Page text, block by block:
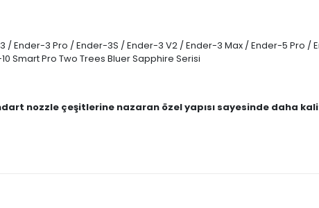
/ Ender-3 Pro / Ender-3S / Ender-3 V2 / Ender-3 Max / Ender-5 Pro /
Smart Pro Two Trees Bluer Sapphire Serisi
nozzle çeşitlerine nazaran özel yapısı sayesinde daha